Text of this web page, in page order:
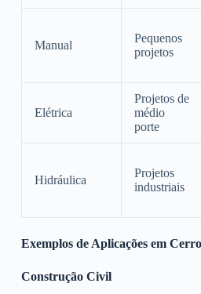
Manual
Pequenos
projetos
Elétrica
Projetos de
médio
porte
Hidráulica
Projetos
industriais
Exemplos de Aplicações em
Construção Civil